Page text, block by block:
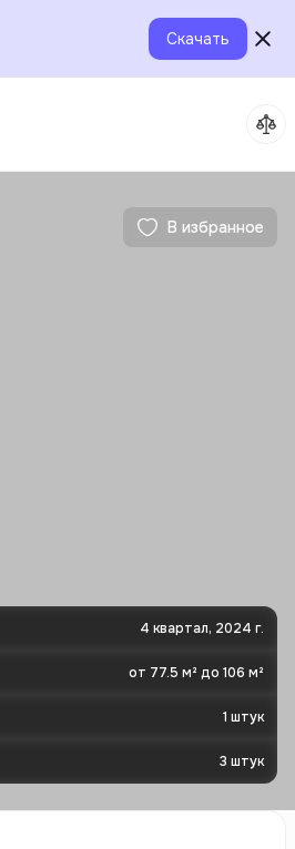
Скачать
В избранное
4 квартал, 2024 г.
от 77.5 м² до 106 м²
1 штук
3 штук